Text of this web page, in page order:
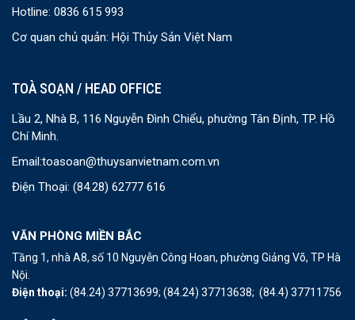
Hotline: 0836 615 993
Cơ quan chủ quản: Hội Thủy Sản Việt Nam
TOÀ SOẠN / HEAD OFFICE
Lầu 2, Nhà B, 116 Nguyễn Đình Chiểu, phường Tân Định, TP. Hồ
Chí Minh.
Email:toasoan@thuysanvietnam.com.vn
Điện Thoại: (84.28) 62777 616
VĂN PHÒNG MIỀN BẮC
Tầng 1, nhà A8, số 10 Nguyễn Công Hoan, phường Giảng Võ, TP Hà
Nội.
Điện thoại: (84.24) 37713699; (84.24) 37713638; (84.4) 37711756